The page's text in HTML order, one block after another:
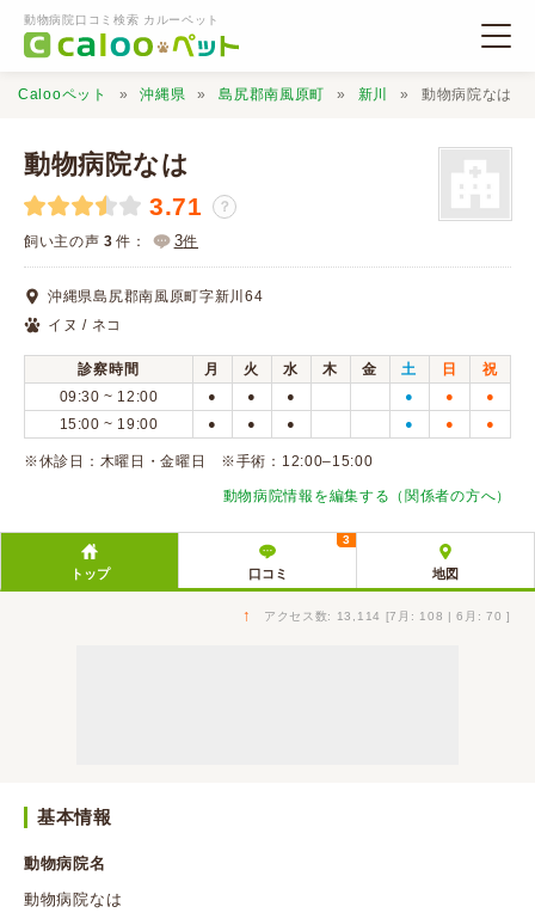
動物病院口コミ検索 カルーペット
動物病院検索
口コミ検索
Calooペットとは？
口コミ投稿
Calooペット 沖縄県 島尻郡南風原町 新川 動物病院なは
動物病院なは
3.71 ？
飼い主の声 3 件： 3件
沖縄県島尻郡南風原町字新川64
イヌ / ネコ
診察時間 月 火 水 木 金 土 日
祝
09:30 ~ 12:00
● ● ● ● ● ●
15:00 ~ 19:00 ● ● ● ● ● ●
※休診日：木曜日・金曜日 ※手術：12:00–15:00
動物病院情報を編集する（関係者の方へ）
トップ 口コミ
3
地図
↑ アクセス数: 13,114 [7月: 108 | 6月: 70 ]
基本情報
動物病院名
動物病院なは